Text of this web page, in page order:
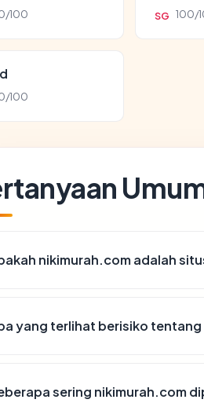
100 SG 100/
100
nikimurah.com adalah
yang terlihat berisiko tentang
sering nikimurah.com